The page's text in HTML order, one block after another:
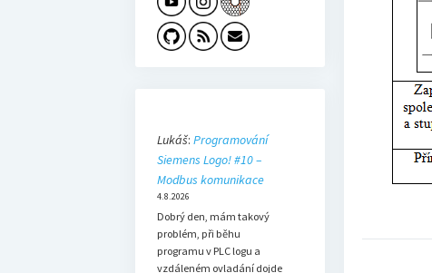
Lukáš: Programování
Siemens Logo! #10 –
Modbus komunikace
4.8.2026
Dobrý den, mám takový
problém, při běhu
programu v PLC logu a
vzdáleném ovladání dojde